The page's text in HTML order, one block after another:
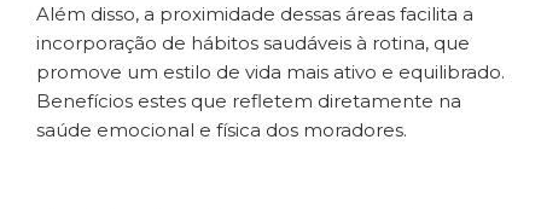
Além disso, a proximidade dessas áreas facilita a
incorporação de hábitos saudáveis à rotina, que
promove um estilo de vida mais ativo e equilibrado.
Benefícios estes que refletem diretamente na
saúde emocional e física dos moradores.